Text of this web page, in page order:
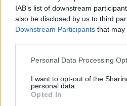
IAB’s list of downstream
also be disclosed by us to third
Downstream Participants that may
Please note that this website/app
not limited to your visit or usage
grant or deny consent to Google
use your data for below specified
Personal Data Processing
I want to opt-out of the
personal data.
Opted In
18.12.2024, 10:27